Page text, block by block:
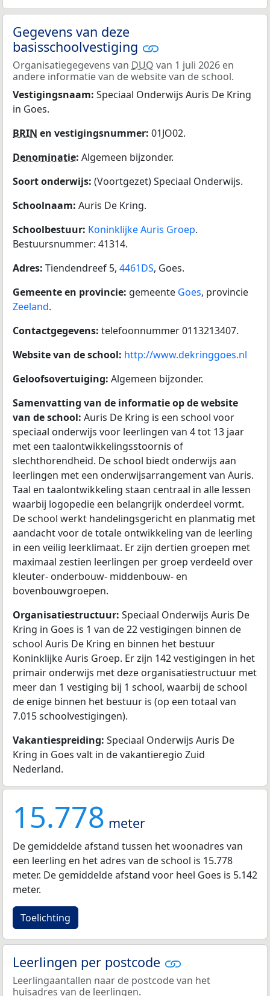
Gegevens van deze
basisschoolvestiging
Organisatiegegevens van DUO van 1 juli 2026 en
andere informatie van de website van de school.
Vestigingsnaam: Speciaal Onderwijs Auris De Kring
in Goes.
BRIN en vestigingsnummer: 01JO02.
Denominatie: Algemeen bijzonder.
Soort onderwijs: (Voortgezet) Speciaal Onderwijs.
Schoolnaam: Auris De Kring.
Schoolbestuur: Koninklijke Auris Groep.
Bestuursnummer: 41314.
Adres: Tiendendreef 5, 4461DS, Goes.
Gemeente en provincie: gemeente Goes, provincie
Zeeland.
Contactgegevens: telefoonnummer 0113213407.
Website van de school: http://www.dekringgoes.nl
Geloofsovertuiging: Algemeen bijzonder.
Samenvatting van de informatie op de website
van de school: Auris De Kring is een school voor
speciaal onderwijs voor leerlingen van 4 tot 13 jaar
met een taalontwikkelingsstoornis of
slechthorendheid. De school biedt onderwijs aan
leerlingen met een onderwijsarrangement van Auris.
Taal en taalontwikkeling staan centraal in alle lessen
waarbij logopedie een belangrijk onderdeel vormt.
De school werkt handelingsgericht en planmatig met
aandacht voor de totale ontwikkeling van de leerling
in een veilig leerklimaat. Er zijn dertien groepen met
maximaal zestien leerlingen per groep verdeeld over
kleuter- onderbouw- middenbouw- en
bovenbouwgroepen.
Organisatiestructuur: Speciaal Onderwijs Auris De
Kring in Goes is 1 van de 22 vestigingen binnen de
school Auris De Kring en binnen het bestuur
Koninklijke Auris Groep. Er zijn 142 vestigingen in het
primair onderwijs met deze organisatiestructuur met
meer dan 1 vestiging bij 1 school, waarbij de school
de enige binnen het bestuur is (op een totaal van
7.015 schoolvestigingen).
Vakantiespreiding: Speciaal Onderwijs Auris De
Kring in Goes valt in de vakantieregio Zuid
Nederland.
15.778 meter
De gemiddelde afstand tussen het woonadres van
een leerling en het adres van de school is 15.778
meter. De gemiddelde afstand voor heel Goes is 5.142
meter.
Toelichting
Leerlingen per postcode
Leerlingaantallen naar de postcode van het
huisadres van de leerlingen.